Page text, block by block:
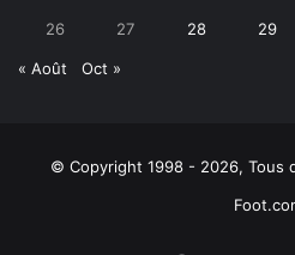
26 27 28 29
« Août Oct »
© Copyright 1998 - 2026,